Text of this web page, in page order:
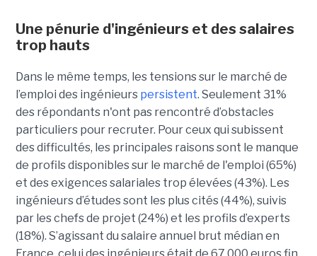
Une pénurie d'ingénieurs et des salaires
trop hauts
Dans le même temps, les tensions sur le marché de
l’emploi des ingénieurs persistent. Seulement 31%
des répondants n'ont pas rencontré d’obstacles
particuliers pour recruter. Pour ceux qui subissent
des difficultés, les principales raisons sont le manque
de profils disponibles sur le marché de l'emploi (65%)
et des exigences salariales trop élevées (43%). Les
ingénieurs d’études sont les plus cités (44%), suivis
par les chefs de projet (24%) et les profils d’experts
(18%). S’agissant du salaire annuel brut médian en